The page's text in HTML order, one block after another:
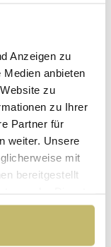
Anzeigen zu
anbieten
zu
zu Ihrer
Partner für
weiter. Unsere
mit
bereitgestellt
verpackt für
risikofreies